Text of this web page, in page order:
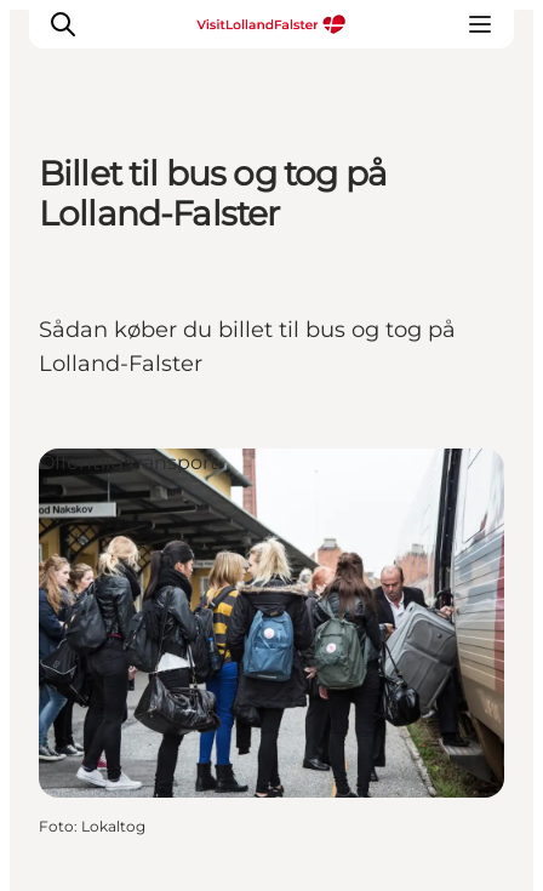
Oplevelser
Gastronomi
Planlæg din ferie
Billet til bus og tog på
Lolland-Falster
Sådan køber du billet til bus og tog på
Lolland-Falster
Offentlig transport
Foto: Lokaltog